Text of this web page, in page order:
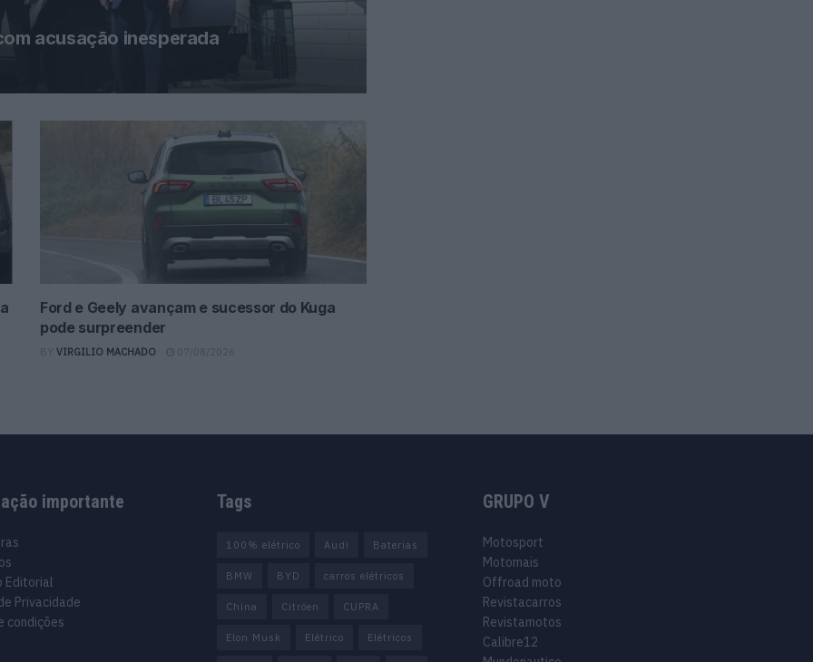
acusação inesperada
Ford e Geely avançam e sucessor do Kuga
pode surpreender
BY VIRGILIO MACHADO 07/08/2026
importante
Editorial
Privacidade
condições
Tags
100% elétrico Audi Baterias
BMW BYD carros elétricos
China Citröen CUPRA
Elon Musk Elétrico Elétricos
GRUPO V
Motosport
Motomais
Offroad moto
Revistacarros
Revistamotos
Calibre12